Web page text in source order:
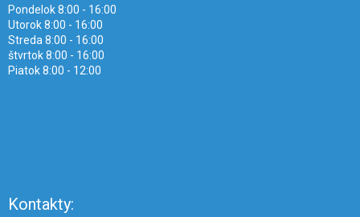
Pondelok 8:00 - 16:00
Utorok 8:00 - 16:00
Streda 8:00 - 16:00
štvrtok 8:00 - 16:00
Piatok 8:00 - 12:00
Kontakty: